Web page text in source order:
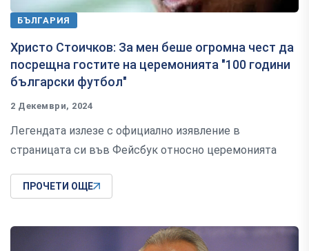
БЪЛГАРИЯ
Христо Стоичков: За мен беше огромна чест да
посрещна гостите на церемонията "100 години
български футбол"
2 Декември, 2024
Легендата излезе с официално изявление в
страницата си във Фейсбук относно церемонията
ПРОЧЕТИ ОЩЕ